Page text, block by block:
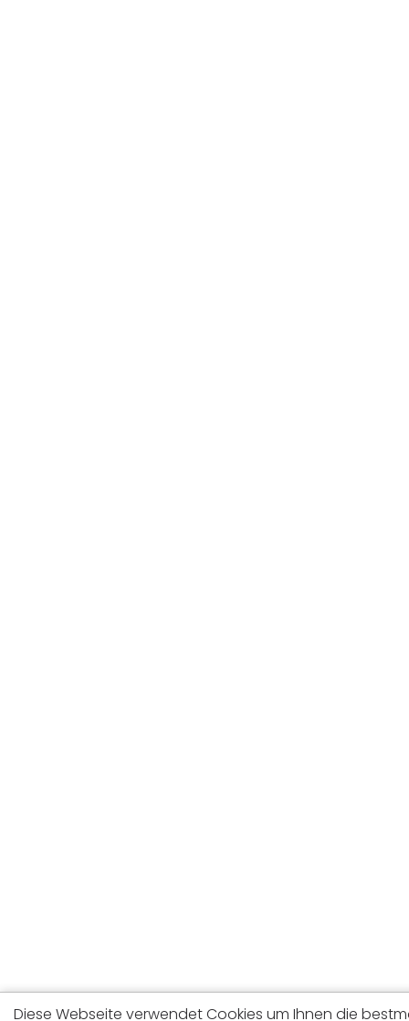
Diese Webseite verwendet Cookies um Ihnen die